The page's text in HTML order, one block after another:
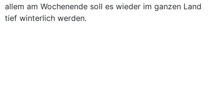
allem am Wochenende soll es wieder im ganzen Land
tief winterlich werden.